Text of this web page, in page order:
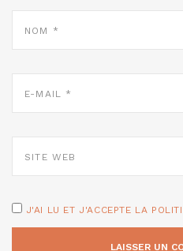
MAIL
WEB
J'AI LU ET J'ACCEPTE LA